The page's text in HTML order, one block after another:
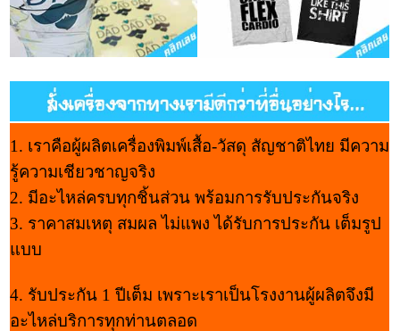
1. เราคือผู้ผลิตเครื่องพิมพ์เสื้อ-วัสดุ สัญชาติไทย มีความ
รู้ความเชียวชาญจริง
2. มีอะไหล่ครบทุกชิ้นส่วน พร้อมการรับประกันจริง
3. ราคาสมเหตุ สมผล ไม่แพง ได้รับการประกัน เต็มรูป
แบบ
4. รับประกัน 1 ปีเต็ม เพราะเราเป็นโรงงานผู้ผลิตจึงมี
อะไหล่บริการทุกท่านตลอด